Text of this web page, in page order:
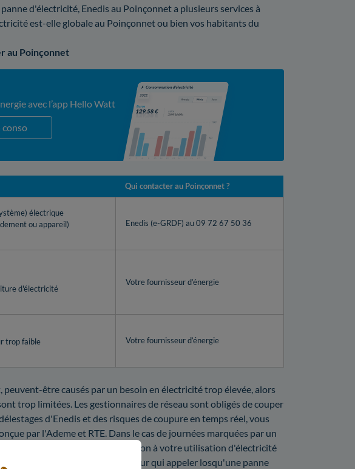
d'électricité, Enedis au Poinçonnet a plusieurs services à
est-elle globale au Poinçonnet ou bien vos habitants du
au Poinçonnet
avec l’app Hello Watt
conso
Qui contacter au Poinçonnet ?
électrique
ou appareil)
Enedis (e-GRDF) au 09 72 67 50 36
d'électricité
Votre fournisseur d’énergie
trop faible
Votre fournisseur d’énergie
peuvent-être causés par un besoin en électricité trop élevée, alors
trop limitées. Les gestionnaires de réseau sont obligés de couper
d'Enedis et des risques de coupure en temps réel, vous
par l'Ademe et RTE. Dans le cas de journées marquées par un
n'oubliez pas de faire attention à votre utilisation d'électricité
!Vous savez tout dorénavant sur qui appeler losqu'une panne